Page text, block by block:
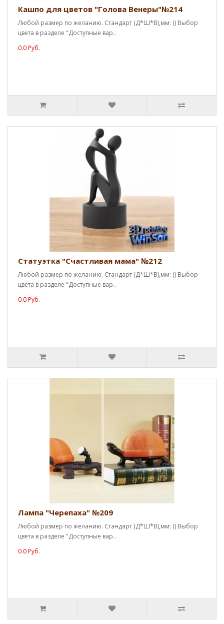
Кашпо для цветов "Голова Венеры"№214
Любой размер по желанию. Стандарт (Д*Ш*В),мм: () Выбор
цвета в разделе "Доступные вар..
0.0 Руб.
Статуэтка "Счастливая мама" №212
Любой размер по желанию. Стандарт (Д*Ш*В),мм: () Выбор
цвета в разделе "Доступные вар..
0.0 Руб.
Лампа "Черепаха" №209
Любой размер по желанию. Стандарт (Д*Ш*В),мм: () Выбор
цвета в разделе "Доступные вар..
0.0 Руб.